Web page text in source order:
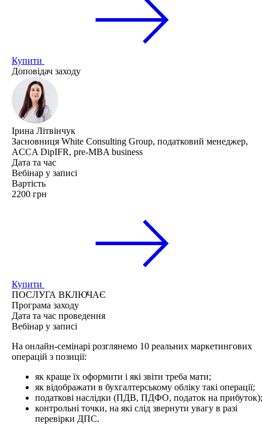
Купити
Доповідач заходу
Ірина Літвінчук
Засновниця White Consulting Group, податковий менеджер,
ACCA DipIFR, pre-MBA business
Дата та час
Вебінар у записі
Вартість
2200 грн
Купити
ПОСЛУГА ВКЛЮЧАЄ
Програма заходу
Дата та час проведення
Вебінар у записі
На онлайн-семінарі розглянемо 10 реальних маркетингових
операцій з позиції:
як краще їх оформити і які звіти треба мати;
як відображати в бухгалтерському обліку такі операції;
податкові наслідки (ПДВ, ПДФО, податок на прибуток);
контрольні точки, на які слід звернути увагу в разі
перевірки ДПС.